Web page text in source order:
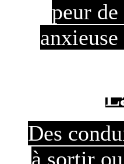
peur
Des
à sortir